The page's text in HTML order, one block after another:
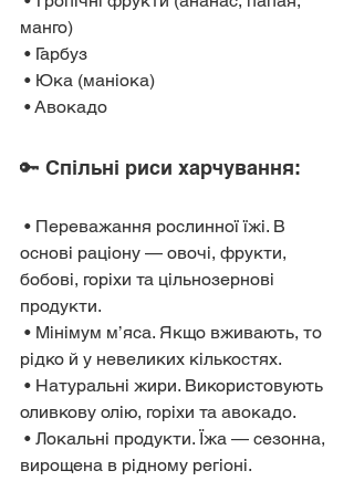
манго)
• Гарбуз
• Юка (маніока)
• Авокадо
🔑 Спільні риси харчування:
основі раціону — овочі, фрукти,
бобові, горіхи та цільнозернові
продукти.
рідко й у невеликих кількостях.
оливкову олію, горіхи та авокадо.
вирощена в рідному регіоні.